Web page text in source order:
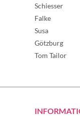
Schiesser
Falke
Susa
Götzburg
Tom Tailor